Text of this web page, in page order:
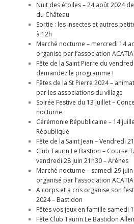
Nuit des étoiles – 24 août 2024
du Château
Sortie : les insectes et autres
à 12h
Marché nocturne – mercredi 14
organisé par l’association ACATIA
Fête de la Saint Pierre du
demandez le programme !
Fêtes de la St Pierre 2024 –
par les associations du village
Soirée Festive du 13 juillet –
nocturne
Cérémonie Républicaine – 14
République
Fête de la Saint Jean – Vendredi
Club Taurin Le Bastion – Course
vendredi 28 juin 21h30 – Arènes
Marché nocturne – samedi 29
organisé par l’association ACATIA
A corps et a cris organise son
2024 – Bastidon
Fêtes vos jeux en famille samedi
Fête Club Taurin Le Bastidon